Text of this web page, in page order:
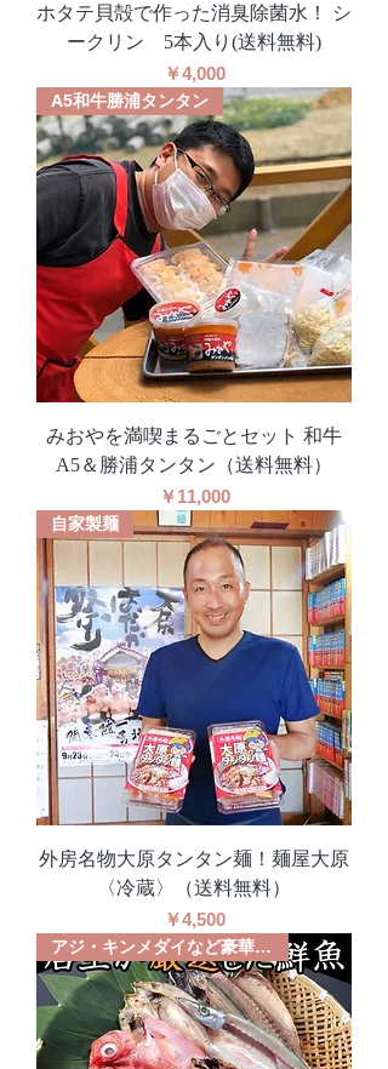
ホタテ貝殻で作った消臭除菌水！ シ
ークリン 5本入り(送料無料)
価格
￥4,000
A5和牛勝浦タンタン
みおやを満喫まるごとセット 和牛
A5＆勝浦タンタン（送料無料）
価格
￥11,000
自家製麺
外房名物大原タンタン麺！麺屋大原
〈冷蔵〉（送料無料）
価格
￥4,500
アジ・キンメダイなど豪華セット